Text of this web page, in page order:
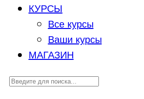
КУРСЫ
Все курсы
Ваши курсы
МАГАЗИН